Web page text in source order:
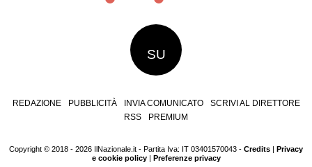
SU
REDAZIONE PUBBLICITÀ INVIA COMUNICATO
SCRIVI AL DIRETTORE
RSS
PREMIUM
Copyright © 2018 - 2026 IlNazionale.it - Partita Iva: IT 03401570043 - Credits | Privacy
e cookie policy| Preferenze privacy